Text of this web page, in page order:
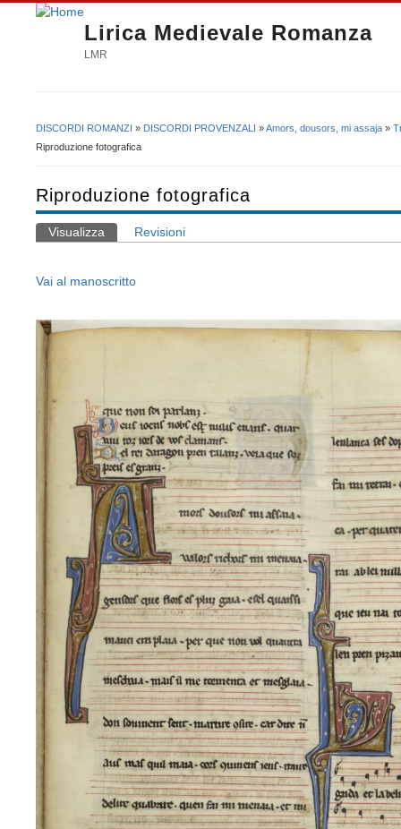
Lirica Medievale Romanza
LMR
Tu sei qui
DISCORDI ROMANZI » DISCORDI PROVENZALI »Amors, dousors, mi assaja »
Riproduzione fotografica
Riproduzione fotografica
Schede primarie
Visualizza (scheda attiva)
Revisioni
Vai al manoscritto